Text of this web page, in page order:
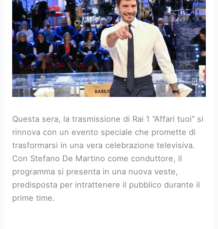
Questa sera, la trasmissione di Rai 1 “Affari tuoi” si
rinnova con un evento speciale che promette di
trasformarsi in una vera celebrazione televisiva.
Con Stefano De Martino come conduttore, il
programma si presenta in una nuova veste,
predisposta per intrattenere il pubblico durante il
prime time.